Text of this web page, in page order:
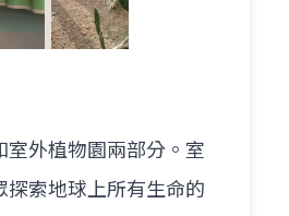
室外植物園兩部分。室
探索地球上所有生命的